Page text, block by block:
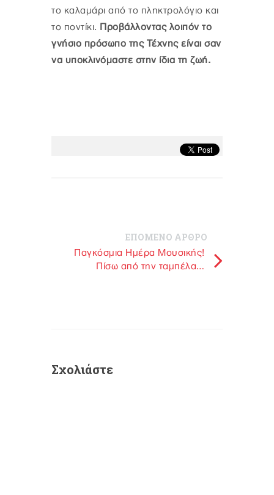
το καλαμάρι από το πληκτρολόγιο και
το ποντίκι. Προβάλλοντας λοιπόν το
γνήσιο πρόσωπο της Τέχνης είναι σαν
να υποκλινόμαστε στην ίδια τη ζωή.
ΕΠΟΜΕΝΟ ΑΡΘΡΟ
Παγκόσμια Ημέρα Μουσικής!
Πίσω από την ταμπέλα…
Σχολιάστε